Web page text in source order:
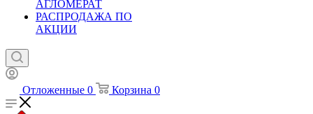
АГЛОМЕРАТ
РАСПРОДАЖА ПО
АКЦИИ
Отложенные 0 Корзина 0